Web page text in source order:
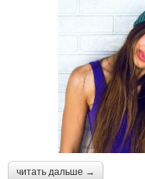
читать дальше →